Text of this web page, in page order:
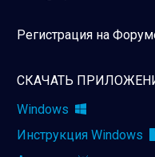
Регистрация на
СКАЧАТЬ
Windows
Инструкция Windows